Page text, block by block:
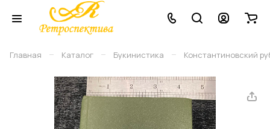
Главная – Каталог – Букинистика – Константиновский